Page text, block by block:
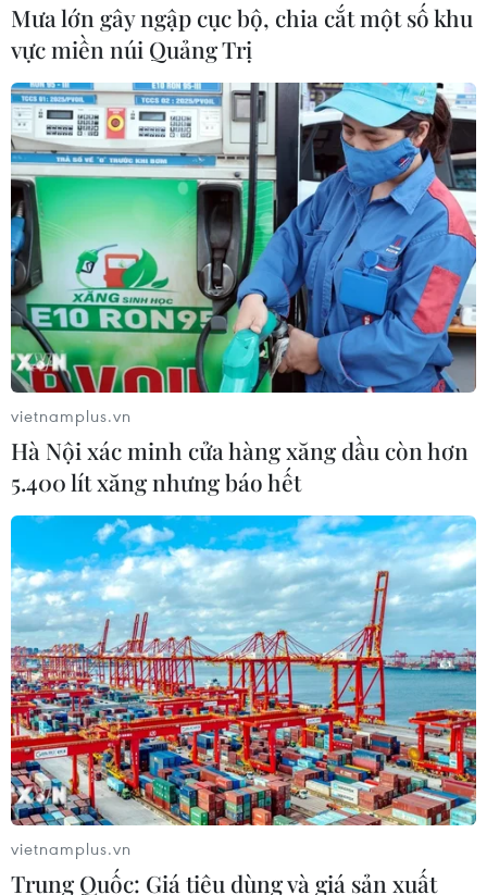
Mưa lớn gây ngập cục bộ, chia cắt một số khu
vực miền núi Quảng Trị
vietnamplus.vn
Hà Nội xác minh cửa hàng xăng dầu còn hơn
5.400 lít xăng nhưng báo hết
vietnamplus.vn
Trung Quốc: Giá tiêu dùng và giá sản xuất